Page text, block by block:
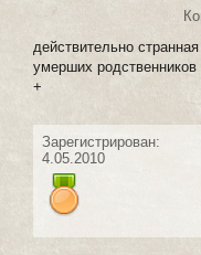
действительно
умерших родственников
+
Зарегистрирован:
4.05.2010